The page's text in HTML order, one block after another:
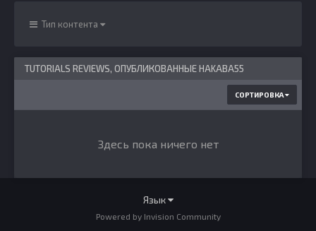
Тип контента
TUTORIALS REVIEWS, ОПУБЛИКОВАННЫЕ HAKABA55
СОРТИРОВКА
Здесь пока ничего нет
Язык
Powered by Invision Community